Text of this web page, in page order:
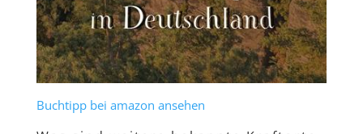
Buchtipp bei amazon ansehen